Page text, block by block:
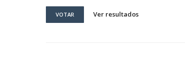
VOTAR Ver resultados